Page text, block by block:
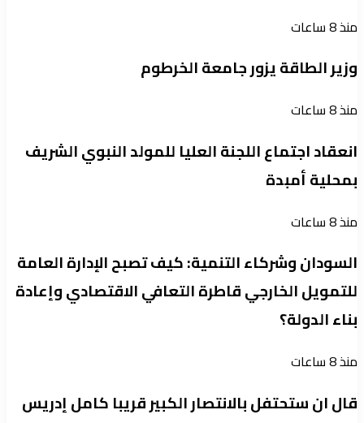
منذ 8 ساعات
وزير الطاقة يزور جامعة الخرطوم
منذ 8 ساعات
انعقاد اجتماع اللجنة العليا للمولد النبوي الشريف
بمحلية أمبدة
منذ 8 ساعات
السودان وشركاء التنمية: كيف تصبح الإدارة العامة
للتمويل الخارجي قاطرة التعافي الاقتصادي وإعادة
بناء الدولة؟
منذ 8 ساعات
قال ان ستحتفل بالانتصار الكبير قريبا كامل إدريس